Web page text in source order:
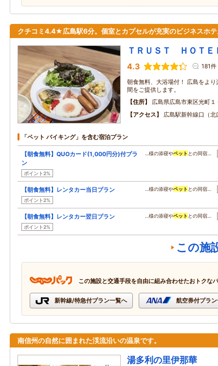
クチコミ4.4★広島駅6分。個室とカプセルが充実のビジネスホ
ＴＲＵＳＴ ＨＯＴＥ
4.3 181件
朝食無料、大浴場付！ 広島をよ
間をご提供します。
住所
広島県広島市東区光町
アクセス
広島駅新幹線口（
「ペット バイキング」を含む宿泊プラン
【朝食無料】QUOカード(1,000円分)付プラ
ン
ポイント2%
…様の添寝やペット との同宿…
【朝食無料】レンタカー当日プラン
ポイント2%
…様の添寝やペット との同宿…
【朝食無料】レンタカー翌日プラン
ポイント2%
…様の添寝やペット との同宿…
この施
この施設と交通手段を自由に組み合わせたおトクな
新幹線/特急付プラン一覧へ 航空券付プラ
南信州の自然に囲まれた渓流沿いの温泉です。
湯多利の里伊那華